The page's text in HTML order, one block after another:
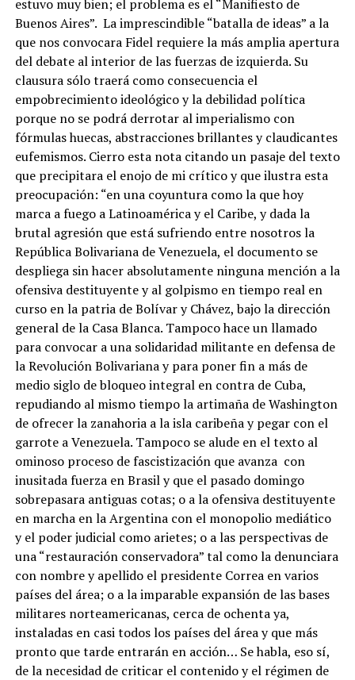
estuvo muy bien; el problema es el “Manifiesto de
Buenos Aires”. La imprescindible “batalla de ideas” a la
que nos convocara Fidel requiere la más amplia apertura
del debate al interior de las fuerzas de izquierda. Su
clausura sólo traerá como consecuencia el
empobrecimiento ideológico y la debilidad política
porque no se podrá derrotar al imperialismo con
fórmulas huecas, abstracciones brillantes y claudicantes
eufemismos. Cierro esta nota citando un pasaje del texto
que precipitara el enojo de mi crítico y que ilustra esta
preocupación: “en una coyuntura como la que hoy
marca a fuego a Latinoamérica y el Caribe, y dada la
brutal agresión que está sufriendo entre nosotros la
República Bolivariana de Venezuela, el documento se
despliega sin hacer absolutamente ninguna mención a la
ofensiva destituyente y al golpismo en tiempo real en
curso en la patria de Bolívar y Chávez, bajo la dirección
general de la Casa Blanca. Tampoco hace un llamado
para convocar a una solidaridad militante en defensa de
la Revolución Bolivariana y para poner fin a más de
medio siglo de bloqueo integral en contra de Cuba,
repudiando al mismo tiempo la artimaña de Washington
de ofrecer la zanahoria a la isla caribeña y pegar con el
garrote a Venezuela. Tampoco se alude en el texto al
ominoso proceso de fascistización que avanza con
inusitada fuerza en Brasil y que el pasado domingo
sobrepasara antiguas cotas; o a la ofensiva destituyente
en marcha en la Argentina con el monopolio mediático
y el poder judicial como arietes; o a las perspectivas de
una “restauración conservadora” tal como la denunciara
con nombre y apellido el presidente Correa en varios
países del área; o a la imparable expansión de las bases
militares norteamericanas, cerca de ochenta ya,
instaladas en casi todos los países del área y que más
pronto que tarde entrarán en acción… Se habla, eso sí,
de la necesidad de criticar el contenido y el régimen de